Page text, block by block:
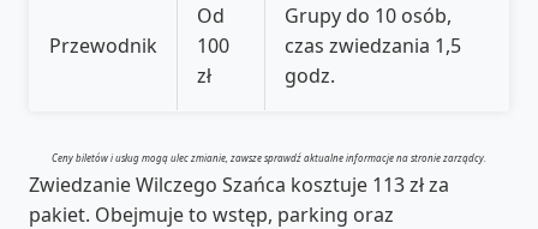
Przewodnik
Od
100
zł
Grupy do 10 osób,
czas zwiedzania 1,5
godz.
Ceny biletów i usług mogą ulec zmianie, zawsze sprawdź aktualne informacje na stronie zarządcy.
Zwiedzanie Wilczego Szańca kosztuje 113 zł za
pakiet. Obejmuje to wstęp, parking oraz